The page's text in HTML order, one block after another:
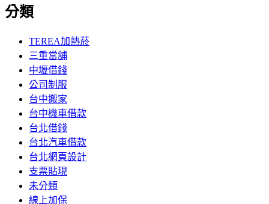
分類
TEREA加熱菸
三重當舖
中壢借錢
公司制服
台中搬家
台中機車借款
台北借錢
台北汽車借款
台北網頁設計
支票貼現
未分類
線上加保